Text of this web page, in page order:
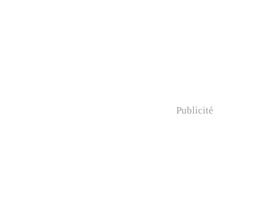
Publicité